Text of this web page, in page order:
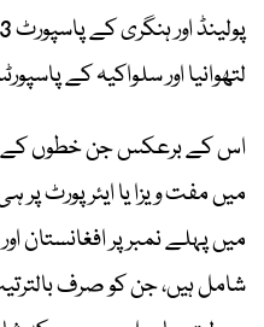
لتھوانیا اور سلواکیہ کے پاسپورٹس 10 ویں نمبر پر
اس کے برعکس جن خطوں
میں مفت ویزا یا ایئرپورٹ
میں پہلے نمبر پر افغانستان